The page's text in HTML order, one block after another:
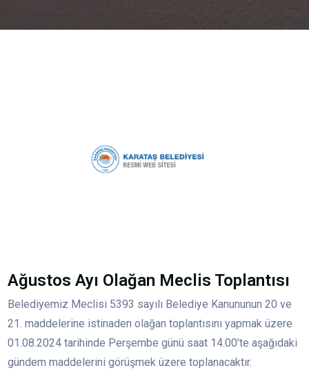
Ağustos Ayı Olağan Meclis Toplantısı
Belediyemiz Meclisi 5393 sayılı Belediye Kanununun 20 ve
21. maddelerine istinaden olağan toplantısını yapmak üzere
01.08.2024 tarihinde Perşembe günü saat 14.00’te aşağıdaki
gündem maddelerini görüşmek üzere toplanacaktır.